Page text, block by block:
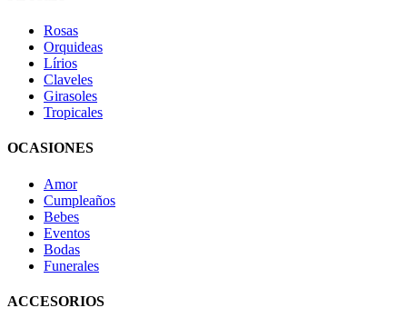
Rosas
Orquideas
Lírios
Claveles
Girasoles
Tropicales
OCASIONES
Amor
Cumpleaños
Bebes
Eventos
Bodas
Funerales
ACCESORIOS